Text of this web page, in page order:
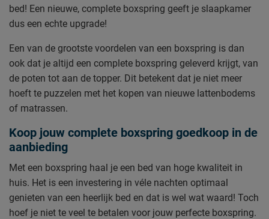
bed! Een nieuwe, complete boxspring geeft je slaapkamer
dus een echte upgrade!
Een van de grootste voordelen van een boxspring is dan
ook dat je altijd een complete boxspring geleverd krijgt, van
de poten tot aan de topper. Dit betekent dat je niet meer
hoeft te puzzelen met het kopen van nieuwe lattenbodems
of matrassen.
Koop jouw complete boxspring goedkoop in de
aanbieding
Met een boxspring haal je een bed van hoge kwaliteit in
huis. Het is een investering in véle nachten optimaal
genieten van een heerlijk bed en dat is wel wat waard! Toch
hoef je niet te veel te betalen voor jouw perfecte boxspring.